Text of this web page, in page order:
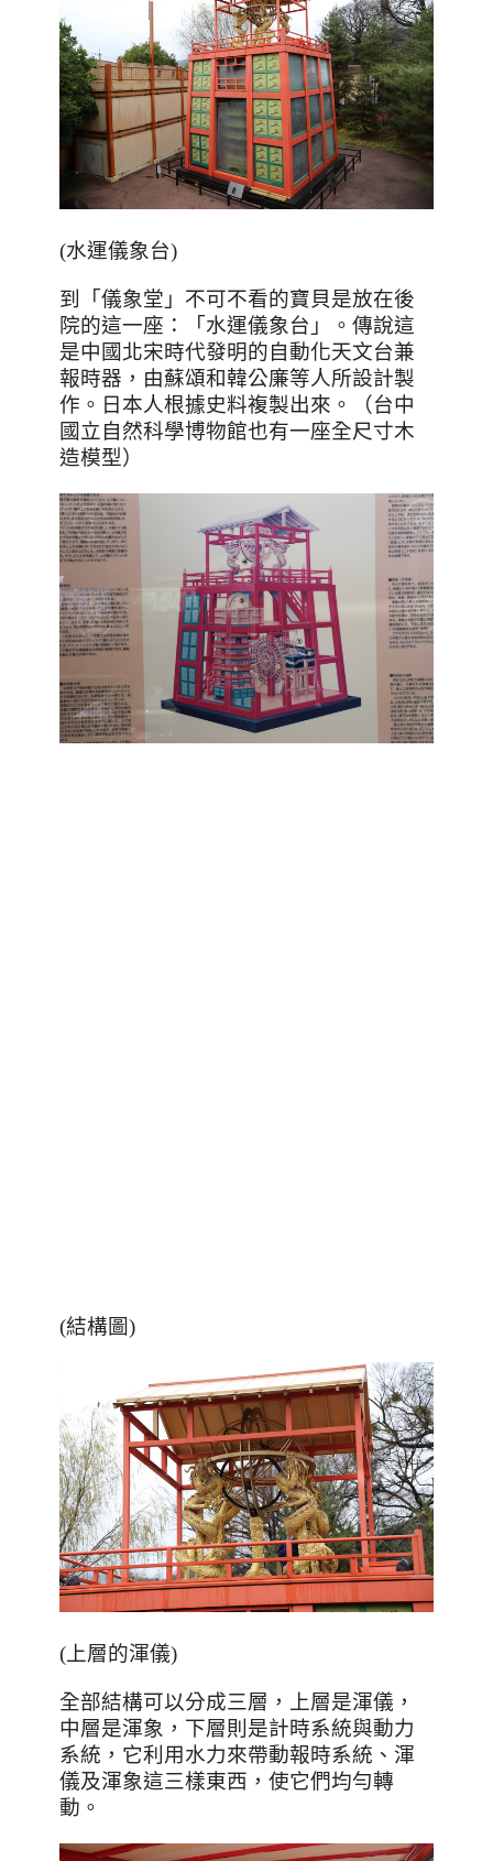
(水運儀象台)
到「儀象堂」不可不看的寶貝是放在後
院的這一座：「水運儀象台」。傳說這
是中國北宋時代發明的自動化天文台兼
報時器，由蘇頌和韓公廉等人所設計製
作。日本人根據史料複製出來。（台中
國立自然科學博物館也有一座全尺寸木
造模型）
(結構圖)
(上層的渾儀)
全部結構可以分成三層，上層是渾儀，
中層是渾象，下層則是計時系統與動力
系統，它利用水力來帶動報時系統、渾
儀及渾象這三樣東西，使它們均勻轉
動。